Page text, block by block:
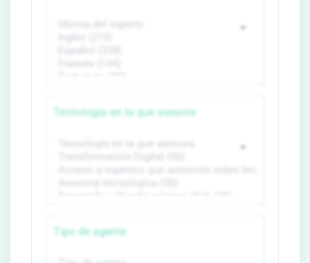
Tecnología en la que asesora
Tipo de agente